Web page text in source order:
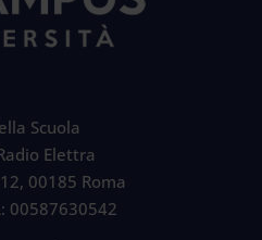
Scuola
Elettra
00185 Roma
00587630542